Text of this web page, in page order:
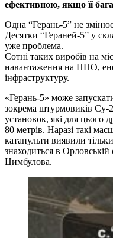
ефективною, якщо її
Одна “Герань-5” не
Десятки “Гераней-5” у
уже проблема.
Сотні таких виробів на
навантаження на ППО,
інфраструктуру.
«Герань-5» може
зокрема штурмовиків Су-
установок, які для цього
80 метрів. Наразі такі
катапульти виявили
знаходиться в Орловській
Цимбулова.